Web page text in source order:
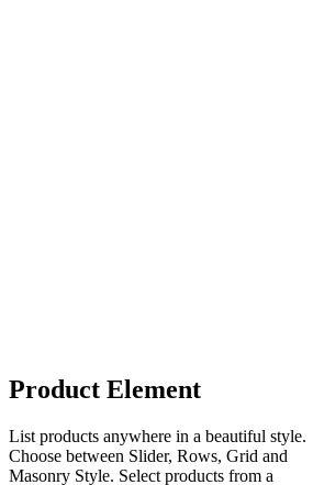
Product Element
List products anywhere in a beautiful style.
Choose between Slider, Rows, Grid and
Masonry Style. Select products from a